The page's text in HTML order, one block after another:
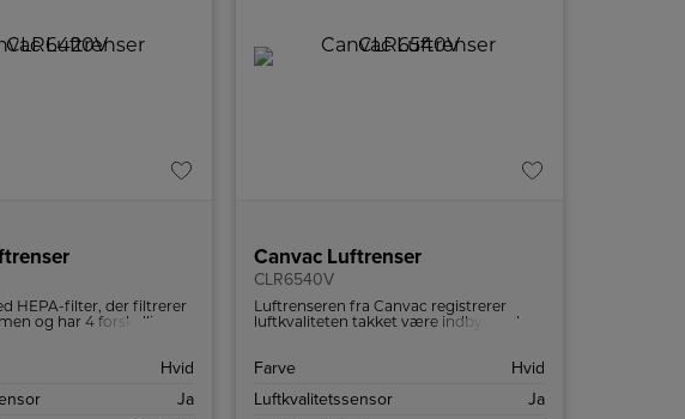
HEPA-filter, der filtrerer
og har 4 forskellige
Hvid
Ja
Canvac Luftrenser
CLR6540V
Luftrenseren fra Canvac registrerer
luftkvaliteten takket være indbyggede
ekstra.
Farve
Hvid
Luftkvalitetssensor
Ja